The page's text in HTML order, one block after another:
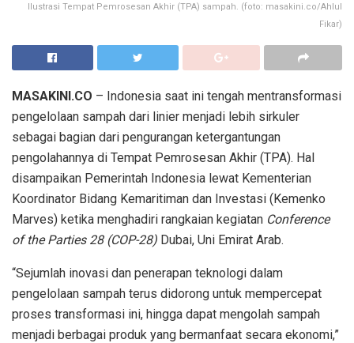
Ilustrasi Tempat Pemrosesan Akhir (TPA) sampah. (foto: masakini.co/Ahlul
Fikar)
MASAKINI.CO – Indonesia saat ini tengah mentransformasi
pengelolaan sampah dari linier menjadi lebih sirkuler
sebagai bagian dari pengurangan ketergantungan
pengolahannya di Tempat Pemrosesan Akhir (TPA). Hal
disampaikan Pemerintah Indonesia lewat Kementerian
Koordinator Bidang Kemaritiman dan Investasi (Kemenko
Marves) ketika menghadiri rangkaian kegiatan Conference
of the Parties 28 (COP-28) Dubai, Uni Emirat Arab.
“Sejumlah inovasi dan penerapan teknologi dalam
pengelolaan sampah terus didorong untuk mempercepat
proses transformasi ini, hingga dapat mengolah sampah
menjadi berbagai produk yang bermanfaat secara ekonomi,”